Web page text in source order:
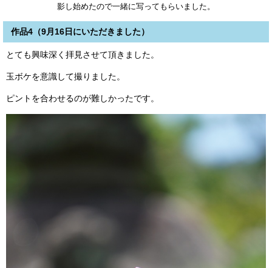
影し始めたので一緒に写ってもらいました。
作品4（9月16日にいただきました）
とても興味深く拝見させて頂きました。
玉ボケを意識して撮りました。
ピントを合わせるのが難しかったです。